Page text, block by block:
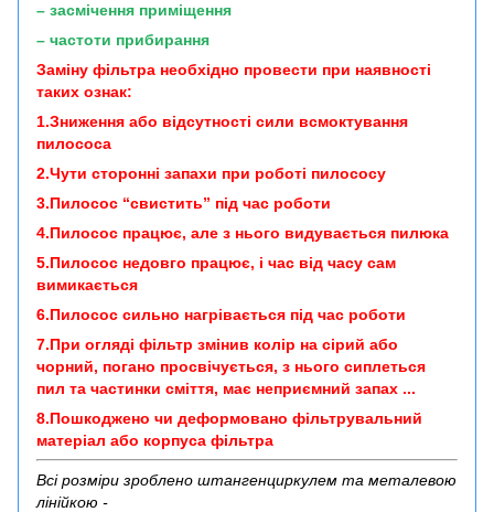
– засмічення приміщення
– частоти прибирання
Заміну фільтра необхідно провести при наявності
таких ознак:
1.Зниження або відсутності сили всмоктування
пилососа
2.Чути сторонні запахи при роботі пилососу
3.Пилосос “свистить” під час роботи
4.Пилосос працює, але з нього видувається пилюка
5.Пилосос недовго працює, і час від часу сам
вимикається
6.Пилосос сильно нагрівається під час роботи
7.При огляді фільтр змінив колір на сірий або
чорний, погано просвічується, з нього сиплеться
пил та частинки сміття, має неприємний запах ...
8.Пошкоджено чи деформовано фільтрувальний
матеріал або корпуса фільтра
Всі розміри зроблено штангенциркулем та металевою
лінійкою -